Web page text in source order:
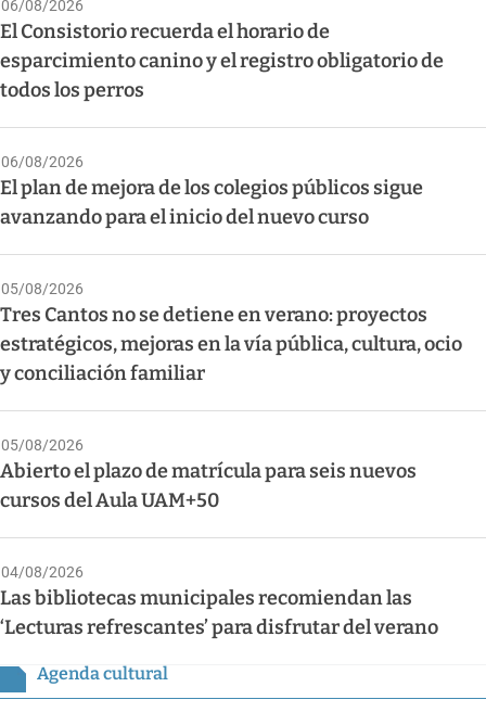
06/08/2026
El Consistorio recuerda el horario de
esparcimiento canino y el registro obligatorio de
todos los perros
06/08/2026
El plan de mejora de los colegios públicos sigue
avanzando para el inicio del nuevo curso
05/08/2026
Tres Cantos no se detiene en verano: proyectos
estratégicos, mejoras en la vía pública, cultura, ocio
y conciliación familiar
05/08/2026
Abierto el plazo de matrícula para seis nuevos
cursos del Aula UAM+50
04/08/2026
Las bibliotecas municipales recomiendan las
‘Lecturas refrescantes’ para disfrutar del verano
Agenda cultural